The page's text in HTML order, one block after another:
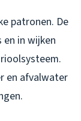
patronen. De
en in wijken
en afvalwater